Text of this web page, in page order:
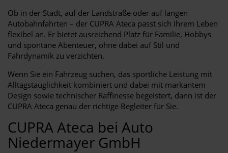
Ob in der Stadt, auf der Landstraße oder auf langen
Autobahnfahrten – der CUPRA Ateca passt sich Ihrem Leben
flexibel an. Er bietet ausreichend Platz für Familie, Hobbys
und spontane Abenteuer, ohne dabei auf Stil und
Fahrdynamik zu verzichten.
Wenn Sie ein Fahrzeug suchen, das sportliche Leistung mit
Alltagstauglichkeit kombiniert und dabei mit markantem
Design sowie technischer Raffinesse begeistert, dann ist der
CUPRA Ateca genau der richtige Begleiter für Sie.
CUPRA Ateca bei Auto
Niedermayer GmbH